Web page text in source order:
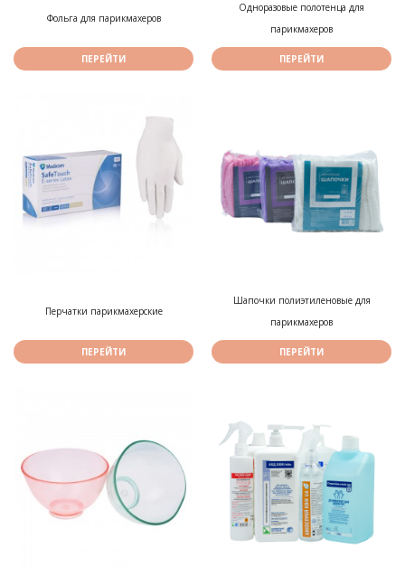
Фольга для парикмахеров
ПЕРЕЙТИ
Одноразовые полотенца для
парикмахеров
ПЕРЕЙТИ
Перчатки парикмахерские
ПЕРЕЙТИ
Шапочки полиэтиленовые для
парикмахеров
ПЕРЕЙТИ